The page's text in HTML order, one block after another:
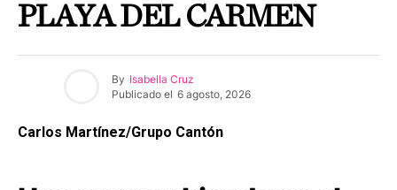
PLAYA DEL CARMEN
By Isabella Cruz
Publicado el 6 agosto, 2026
Carlos Martínez/Grupo Cantón